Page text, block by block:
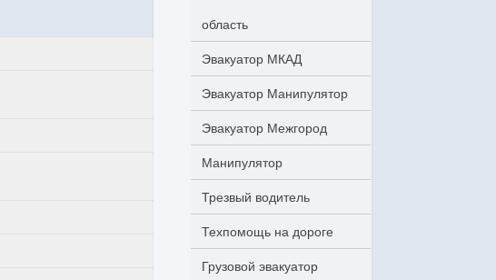
область
Эвакуатор МКАД
Эвакуатор Манипулятор
Эвакуатор Межгород
Манипулятор
Трезвый водитель
Техпомощь на дороге
Грузовой эвакуатор